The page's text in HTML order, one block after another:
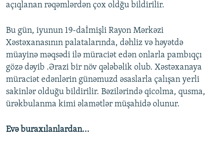
açıqlanan rəqəmlərdən çox oldğu bildirilir.
Bu gün, iyunun 19-daİmişli Rayon Mərkəzi
Xəstəxanasının palatalarında, dəhliz və həyətdə
müayinə məqsədi ilə müraciət edən onlarla pambıqçı
gözə dəyib .Ərazi bir növ qələbəlik olub. Xəstəxanaya
müraciət edənlərin günəmuzd əsaslarla çalışan yerli
sakinlər olduğu bildirilir. Bəzilərində qicolma, qusma,
ürəkbulanma kimi əlamətlər müşahidə olunur.
Evə buraxılanlardan...